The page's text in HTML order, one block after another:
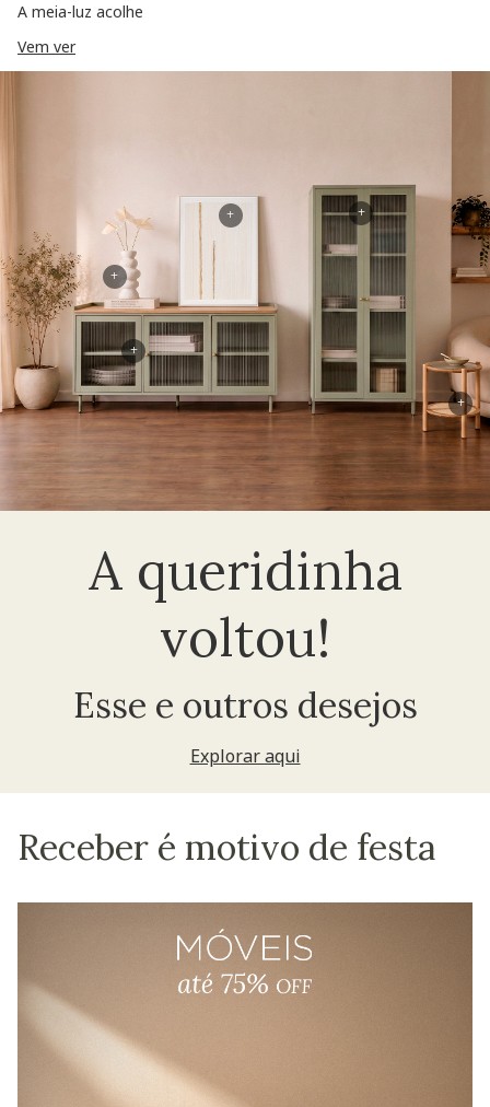
A meia-luz acolhe
Vem ver
A queridinha
voltou!
Esse e outros desejos
Explorar aqui
+
+
+
+
+
Receber é motivo de festa